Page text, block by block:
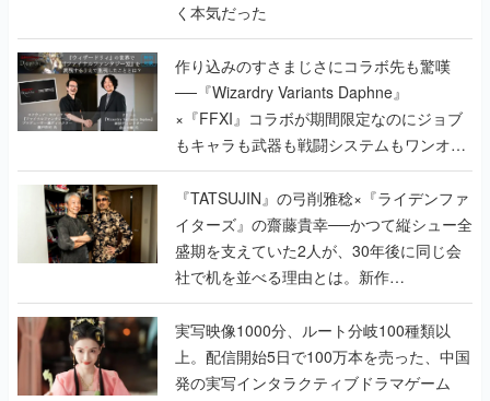
く本気だった
作り込みのすさまじさにコラボ先も驚嘆
──『Wizardry Variants Daphne』
×『FFXI』コラボが期間限定なのにジョブ
もキャラも武器も戦闘システムもワンオフ
で作り込まれた理由を両ディレクターに聞
く
『TATSUJIN』の弓削雅稔×『ライデンファ
イターズ』の齋藤貴幸──かつて縦シュー全
盛期を支えていた2人が、30年後に同じ会
社で机を並べる理由とは。新作
『TATSUJIN EXTREME』で初タッグを組
んだレジェンド2人に訊く開発秘話
実写映像1000分、ルート分岐100種類以
上。配信開始5日で100万本を売った、中国
発の実写インタラクティブドラマゲーム